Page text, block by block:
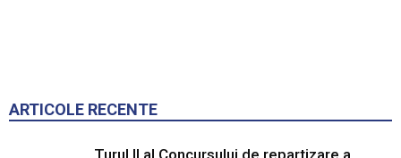
ARTICOLE RECENTE
Turul II al Concursului de repartizare a